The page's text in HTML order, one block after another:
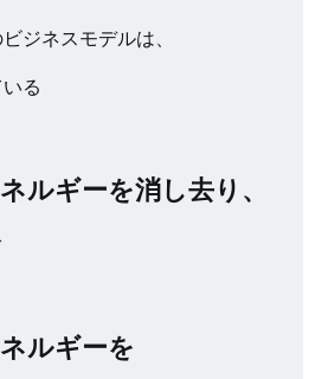
ジネスモデルは、
る
ルギーを消し去り、
ルギーを